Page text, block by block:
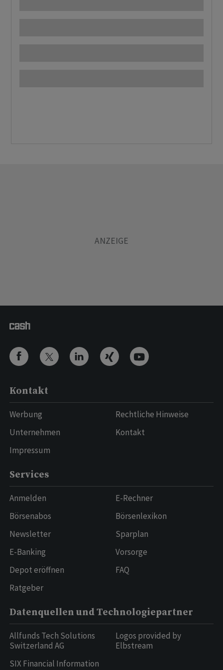
Kontakt
Werbung
Unternehmen
Impressum
Rechtliche Hinweise
Kontakt
Services
Anmelden
Börsenabos
Newsletter
E-Banking
Depot eröffnen
Ratgeber
E-Rechner
Börsenlexikon
Sparplan
Vorsorge
FAQ
Datenquellen und Technologiepartner
Allfunds Tech Solutions
Switzerland AG
SIX Financial Information
Logos provided by
Elbstream